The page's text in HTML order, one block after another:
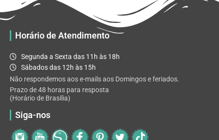
Horário de Atendimento
Segunda a Sexta das 11h às 18h
Sábados das 12h às 15h
Não respondemos aos e-mails aos Domingos e feriados.
Prazo de 48 horas para resposta
(Horário de Brasilia)
Siga-nos